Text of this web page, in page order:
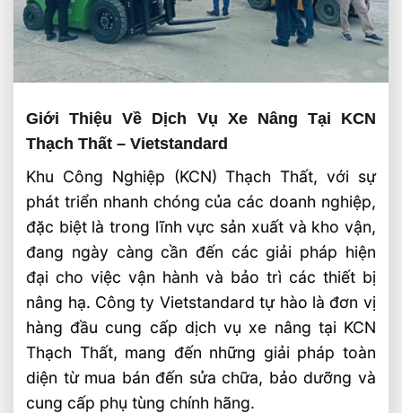
Giới Thiệu Về Dịch Vụ Xe Nâng Tại KCN
Thạch Thất – Vietstandard
Khu Công Nghiệp (KCN) Thạch Thất, với sự
phát triển nhanh chóng của các doanh nghiệp,
đặc biệt là trong lĩnh vực sản xuất và kho vận,
đang ngày càng cần đến các giải pháp hiện
đại cho việc vận hành và bảo trì các thiết bị
nâng hạ. Công ty Vietstandard tự hào là đơn vị
hàng đầu cung cấp dịch vụ xe nâng tại KCN
Thạch Thất, mang đến những giải pháp toàn
diện từ mua bán đến sửa chữa, bảo dưỡng và
cung cấp phụ tùng chính hãng.